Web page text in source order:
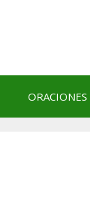
ORACIONES